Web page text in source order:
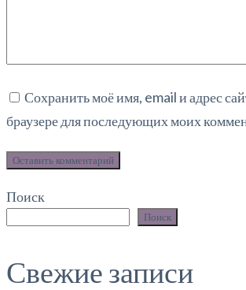
Сохранить моё имя, email и адрес
браузере для последующих моих
Оставить комментарий
Поиск
Поиск
Свежие записи